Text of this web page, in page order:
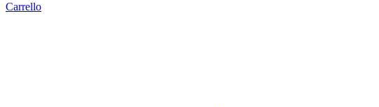
Carrello